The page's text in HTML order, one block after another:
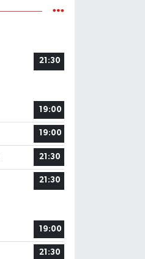
21:30
19:00
19:00
21:30
21:30
19:00
21:30